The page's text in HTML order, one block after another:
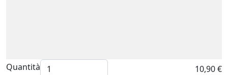
Quantità
10,90 €